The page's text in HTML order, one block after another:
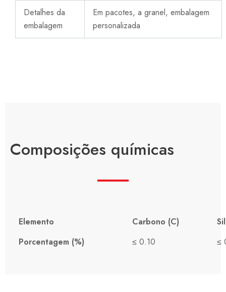
Detalhes da
embalagem
Em pacotes, a granel, embalagem
personalizada
Composições químicas
Elemento Carbono (C)
Porcentagem (%)
≤ 0.10 ≤